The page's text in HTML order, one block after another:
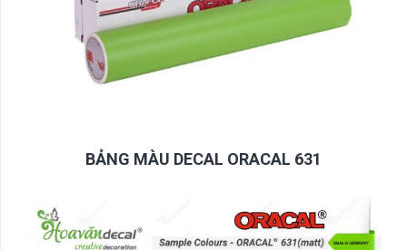
BẢNG MÀU DECAL ORACAL 631